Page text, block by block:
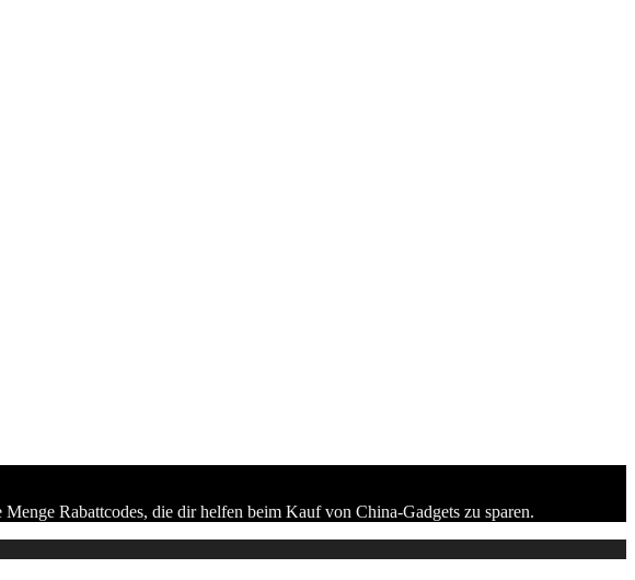
Rabattcodes, die dir helfen beim Kauf von China-Gadgets zu sparen.